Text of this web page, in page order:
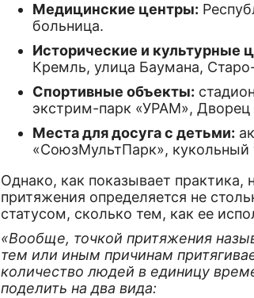
Медицинские центры:
больница.
Исторические и культурные
Кремль, улица Баумана,
Спортивные объекты:
экстрим-парк «УРАМ», Дворец
Места для досуга с детьми:
«СоюзМультПарк», кукольный
Однако, как показывает практика,
притяжения определяется не
статусом, сколько тем, как ее
«Вообще, точкой притяжения
тем или иным причинам
количество людей в единицу
поделить на два вида: